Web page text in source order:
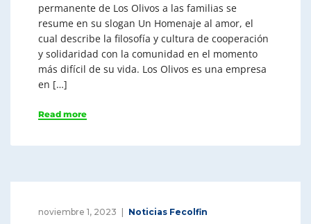
permanente de Los Olivos a las familias se
resume en su slogan Un Homenaje al amor, el
cual describe la filosofía y cultura de cooperación
y solidaridad con la comunidad en el momento
más difícil de su vida. Los Olivos es una empresa
en […]
Read more
noviembre 1, 2023 Noticias Fecolfin